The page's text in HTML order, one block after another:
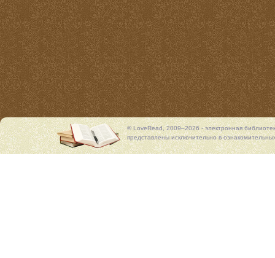
© LoveRead, 2009–2026 - электронная
представлены исключительно в